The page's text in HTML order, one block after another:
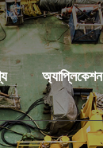
অ্যাপ্লিকেশন